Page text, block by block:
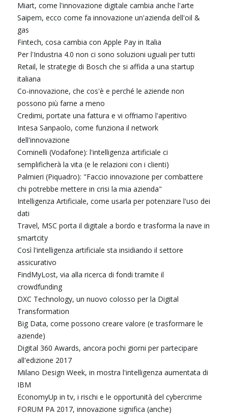
Miart, come l'innovazione digitale cambia anche l'arte
Saipem, ecco come fa innovazione un'azienda dell'oil &
gas
Fintech, cosa cambia con Apple Pay in Italia
Per l'Industria 4.0 non ci sono soluzioni uguali per tutti
Retail, le strategie di Bosch che si affida a una startup
italiana
Co-innovazione, che cos'è e perché le aziende non
possono più farne a meno
Credimi, portate una fattura e vi offriamo l'aperitivo
Intesa Sanpaolo, come funziona il network
dell'innovazione
Cominelli (Vodafone): l'intelligenza artificiale ci
semplificherà la vita (e le relazioni con i clienti)
Palmieri (Piquadro): "Faccio innovazione per combattere
chi potrebbe mettere in crisi la mia azienda"
Intelligenza Artificiale, come usarla per potenziare l'uso dei
dati
Travel, MSC porta il digitale a bordo e trasforma la nave in
smartcity
Così l'intelligenza artificiale sta insidiando il settore
assicurativo
FindMyLost, via alla ricerca di fondi tramite il
crowdfunding
DXC Technology, un nuovo colosso per la Digital
Transformation
Big Data, come possono creare valore (e trasformare le
aziende)
Digital 360 Awards, ancora pochi giorni per partecipare
all'edizione 2017
Milano Design Week, in mostra l'intelligenza aumentata di
IBM
EconomyUp in tv, i rischi e le opportunità del cybercrime
FORUM PA 2017, innovazione significa (anche)